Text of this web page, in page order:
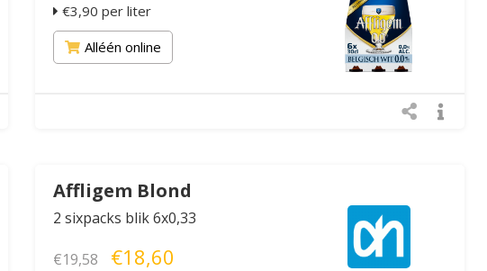
€3,90 per liter
Alléén online
Affligem Blond
2 sixpacks blik 6x0,33
€19,58 €18,60